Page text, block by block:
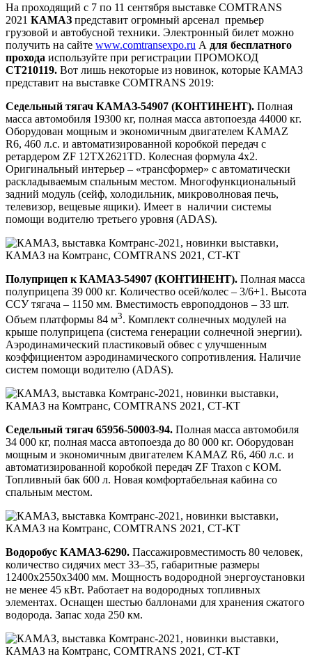
На проходящий с 7 по 11 сентября выставке COMTRANS
2021 КАМАЗ представит огромный арсенал премьер
грузовой и автобусной техники. Электронный билет можно
получить на сайте www.comtransexpo.ru А для бесплатного
прохода используйте при регистрации ПРОМОКОД
CT210119. Вот лишь некоторые из новинок, которые КАМАЗ
представит на выставке COMTRANS 2019:
Седельный тягач КАМАЗ-54907 (КОНТИНЕНТ). Полная
масса автомобиля 19300 кг, полная масса автопоезда 44000 кг.
Оборудован мощным и экономичным двигателем KAMAZ
R6, 460 л.с. и автоматизированной коробкой передач с
ретардером ZF 12TX2621TD. Колесная формула 4х2.
Оригинальный интерьер – «трансформер» с автоматически
раскладываемым спальным местом. Многофункциональный
задний модуль (сейф, холодильник, микроволновая печь,
телевизор, вещевые ящики). Имеет в наличии системы
помощи водителю третьего уровня (ADAS).
Полуприцеп к КАМАЗ-54907 (КОНТИНЕНТ). Полная масса
полуприцепа 39 000 кг. Количество осей/колес – 3/6+1. Высота
ССУ тягача – 1150 мм. Вместимость европоддонов – 33 шт.
Объем платформы 84 м3. Комплект солнечных модулей на
крыше полуприцепа (система генерации солнечной энергии).
Аэродинамический пластиковый обвес с улучшенным
коэффициентом аэродинамического сопротивления. Наличие
систем помощи водителю (ADAS).
Седельный тягач 65956-50003-94. Полная масса автомобиля
34 000 кг, полная масса автопоезда до 80 000 кг. Оборудован
мощным и экономичным двигателем KAMAZ R6, 460 л.с. и
автоматизированной коробкой передач ZF Traxon c КОМ.
Топливный бак 600 л. Новая комфортабельная кабина со
спальным местом.
Водоробус КАМАЗ-6290. Пассажировместимость 80 человек,
количество сидячих мест 33–35, габаритные размеры
12400х2550х3400 мм. Мощность водородной энергоустановки
не менее 45 кВт. Работает на водородных топливных
элементах. Оснащен шестью баллонами для хранения сжатого
водорода. Запас хода 250 км.